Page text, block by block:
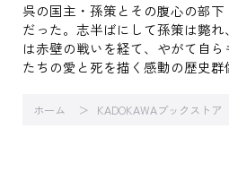
呉の国主・孫策とその腹心の部
だった。志半ばにして孫策は斃
は赤壁の戦いを経て、やがて自
たちの愛と死を描く感動の歴史群
ホーム KADOKAWAブックストア